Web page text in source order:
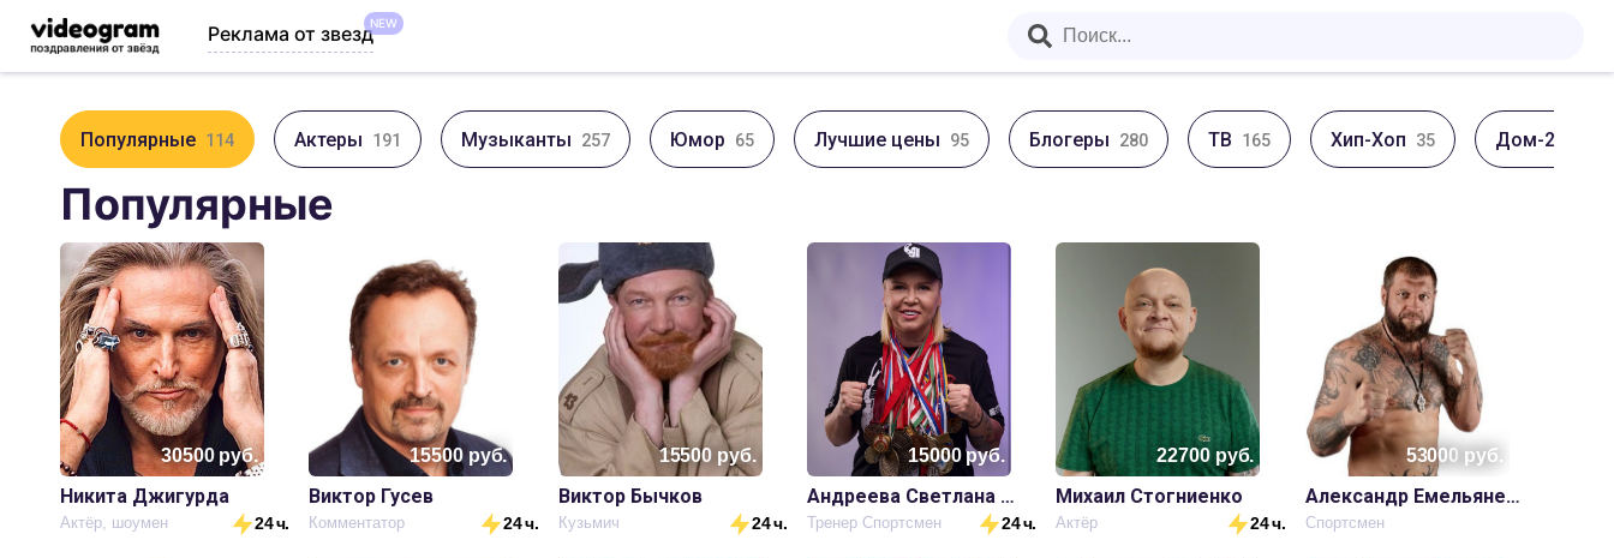
Реклама от звездNEW
Популярные 114 Актеры 191 Музыканты 257 Юмор 65 Лучшие цены 95 Блогеры 280 ТВ 165 Хип-Хоп 35 Дом-2
Популярные
30500руб.
Никита Джигурда
Актёр, шоумен 24 ч.
15500руб.
Виктор Гусев
Комментатор 24 ч.
15500 руб.
Виктор Бычков
Кузьмич 24 ч.
15000руб.
Андреева Светлана Михайловна
Тренер Спортсмен 24 ч.
22700руб.
Михаил Стогниенко
Актёр 24 ч.
53000 руб.
Александр Емельяненко
Спортсмен